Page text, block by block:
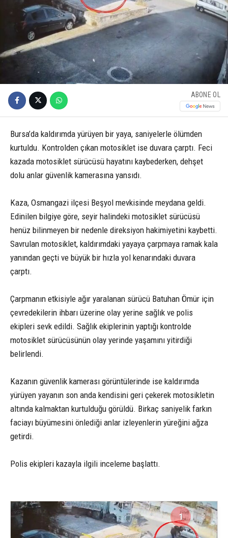
ABONE OL
Bursa’da kaldırımda yürüyen bir yaya, saniyelerle ölümden
kurtuldu. Kontrolden çıkan motosiklet ise duvara çarptı. Feci
kazada motosiklet sürücüsü hayatını kaybederken, dehşet
dolu anlar güvenlik kamerasına yansıdı.
Kaza, Osmangazi ilçesi Beşyol mevkisinde meydana geldi.
Edinilen bilgiye göre, seyir halindeki motosiklet sürücüsü
henüz bilinmeyen bir nedenle direksiyon hakimiyetini kaybetti.
Savrulan motosiklet, kaldırımdaki yayaya çarpmaya ramak kala
yanından geçti ve büyük bir hızla yol kenarındaki duvara
çarptı.
Çarpmanın etkisiyle ağır yaralanan sürücü Batuhan Ömür için
çevredekilerin ihbarı üzerine olay yerine sağlık ve polis
ekipleri sevk edildi. Sağlık ekiplerinin yaptığı kontrolde
motosiklet sürücüsünün olay yerinde yaşamını yitirdiği
belirlendi.
Kazanın güvenlik kamerası görüntülerinde ise kaldırımda
yürüyen yayanın son anda kendisini geri çekerek motosikletin
altında kalmaktan kurtulduğu görüldü. Birkaç saniyelik farkın
faciayı büyümesini önlediği anlar izleyenlerin yüreğini ağza
getirdi.
Polis ekipleri kazayla ilgili inceleme başlattı.
1 3